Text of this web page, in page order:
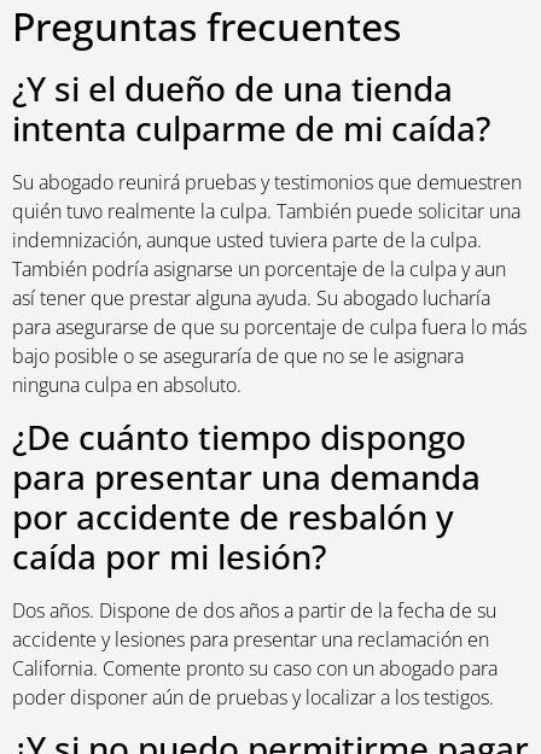
Preguntas frecuentes
¿Y si el dueño de una tienda
intenta culparme de mi caída?
Su abogado reunirá pruebas y testimonios que demuestren
quién tuvo realmente la culpa. También puede solicitar una
indemnización, aunque usted tuviera parte de la culpa.
También podría asignarse un porcentaje de la culpa y aun
así tener que prestar alguna ayuda. Su abogado lucharía
para asegurarse de que su porcentaje de culpa fuera lo más
bajo posible o se aseguraría de que no se le asignara
ninguna culpa en absoluto.
¿De cuánto tiempo dispongo
para presentar una demanda
por accidente de resbalón y
caída por mi lesión?
Dos años. Dispone de dos años a partir de la fecha de su
accidente y lesiones para presentar una reclamación en
California. Comente pronto su caso con un abogado para
poder disponer aún de pruebas y localizar a los testigos.